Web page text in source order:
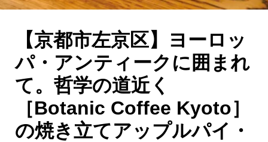
CULTURE
ABOUT US
Instagram
チケットプレゼント応募
【京都市左京区】ヨーロッ
パ・アンティークに囲まれ
て。哲学の道近く
［Botanic Coffee Kyoto］
の焼き立てアップルパイ・